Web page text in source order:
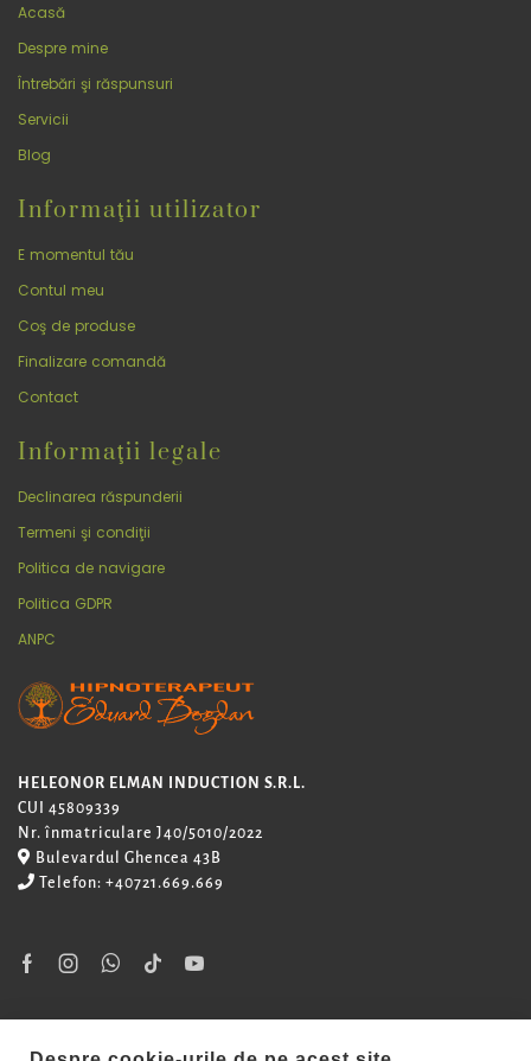
Acasă
Despre mine
Întrebări şi răspunsuri
Servicii
Blog
Informaţii utilizator
E momentul tău
Contul meu
Coş de produse
Finalizare comandă
Contact
Informaţii legale
Declinarea răspunderii
Termeni şi condiţii
Politica de navigare
Politica GDPR
ANPC
HELEONOR ELMAN INDUCTION S.R.L.
CUI 45809339
Nr. înmatriculare J40/5010/2022
Bulevardul Ghencea 43B
Telefon: +40721.669.669